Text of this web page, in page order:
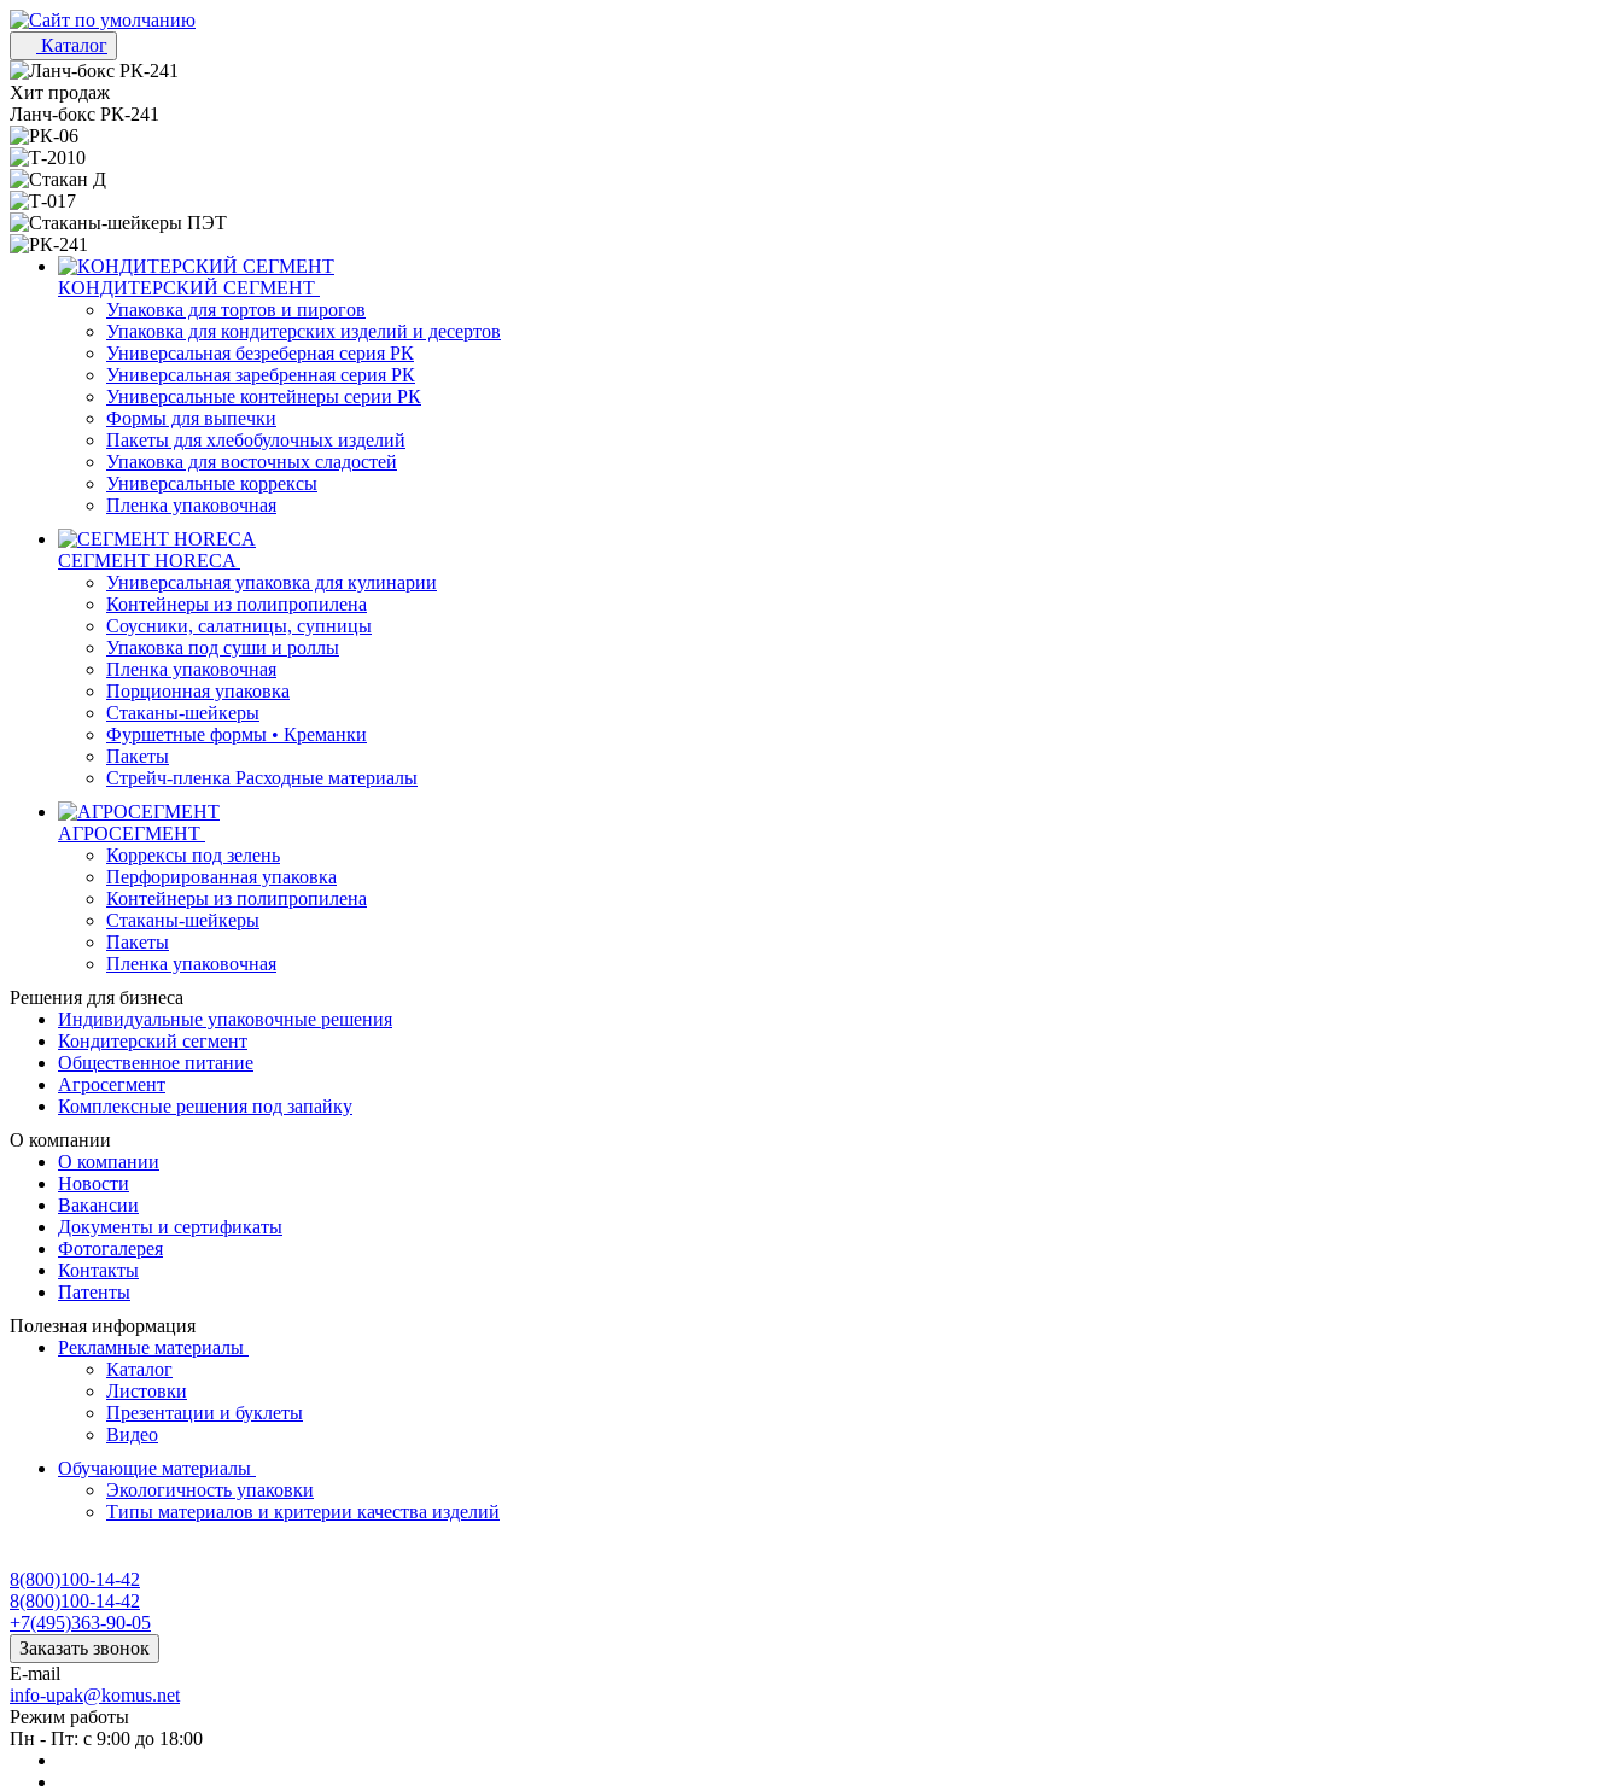
Каталог
Хит продаж
Ланч-бокс РК-241
КОНДИТЕРСКИЙ СЕГМЕНТ
Упаковка для тортов и пирогов
Упаковка для кондитерских изделий и десертов
Универсальная безреберная серия РК
Универсальная заребренная серия РК
Универсальные контейнеры серии РК
Формы для выпечки
Пакеты для хлебобулочных изделий
Упаковка для восточных сладостей
Универсальные коррексы
Пленка упаковочная
СЕГМЕНТ HORECA
Универсальная упаковка для кулинарии
Контейнеры из полипропилена
Соусники, салатницы, супницы
Упаковка под суши и роллы
Пленка упаковочная
Порционная упаковка
Стаканы-шейкеры
Фуршетные формы • Креманки
Пакеты
Стрейч-пленка Расходные материалы
АГРОСЕГМЕНТ
Коррексы под зелень
Перфорированная упаковка
Контейнеры из полипропилена
Стаканы-шейкеры
Пакеты
Пленка упаковочная
Решения для бизнеса
Индивидуальные упаковочные решения
Кондитерский сегмент
Общественное питание
Агросегмент
Комплексные решения под запайку
О компании
О компании
Новости
Вакансии
Документы и сертификаты
Фотогалерея
Контакты
Патенты
Полезная информация
Рекламные материалы
Каталог
Листовки
Презентации и буклеты
Видео
Обучающие материалы
Экологичность упаковки
Типы материалов и критерии качества изделий
8(800)100-14-42
8(800)100-14-42
+7(495)363-90-05
Заказать звонок
E-mail
info-upak@komus.net
Режим работы
Пн - Пт: с 9:00 до 18:00